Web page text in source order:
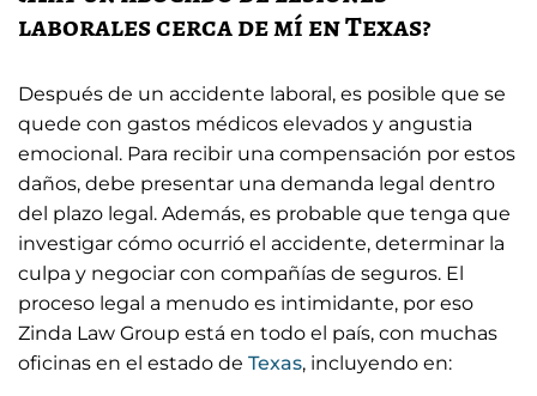
laborales cerca de mí en Texas?
Después de un accidente laboral, es posible que se
quede con gastos médicos elevados y angustia
emocional. Para recibir una compensación por estos
daños, debe presentar una demanda legal dentro
del plazo legal. Además, es probable que tenga que
investigar cómo ocurrió el accidente, determinar la
culpa y negociar con compañías de seguros. El
proceso legal a menudo es intimidante, por eso
Zinda Law Group está en todo el país, con muchas
oficinas en el estado de Texas, incluyendo en: